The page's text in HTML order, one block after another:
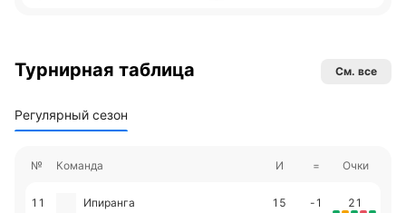
Турнирная таблица См. все
Регулярный сезон
№ Команда И = Очки
11 Ипиранга 15 -1 21